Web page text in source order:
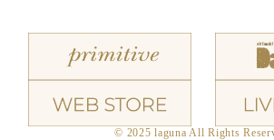
© 2025 laguna All Rights